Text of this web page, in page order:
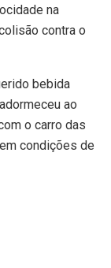
na
contra o
bebida
ao
o carro das
condições de